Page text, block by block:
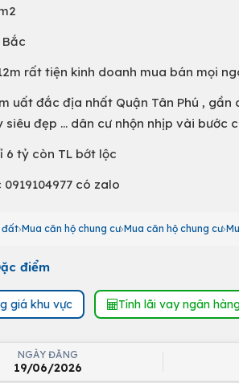
rất tiện kinh doanh mua bán mọi
uất đắc địa nhất Quận Tân Phú ,
siêu đẹp ... dân cư nhộn nhịp vài bước
6 tỷ còn TL bớt lộc
0919104977 có zalo
đất Mua căn hộ chung cư Mua căn hộ chung cư
điểm
giá khu vực Tính lãi vay ngân
NGÀY ĐĂNG
19/06/2026